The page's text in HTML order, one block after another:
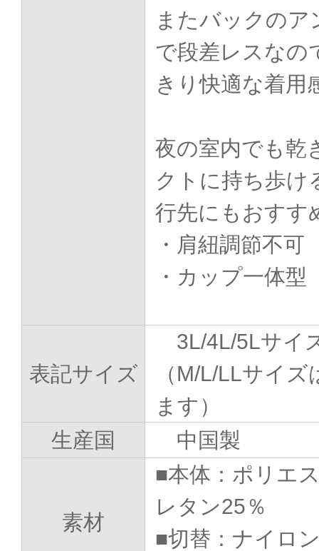
またバックのア
で段差レスなの
きり快適な着用
夜の室内でも乾
クトに持ち歩け
行先にもおすす
・肩紐調節不可
・カップ一体型
表記サイズ
3L/4L/5Lサイ
（M/L/LLサイ
ます）
生産国
中国製
素材
■本体：ポリエ
レタン25％
■切替：ナイロ